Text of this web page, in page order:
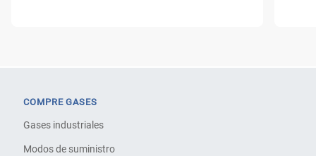
COMPRE GASES
Gases industriales
Modos de suministro